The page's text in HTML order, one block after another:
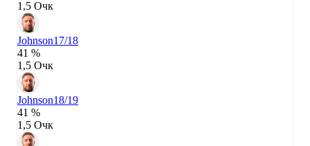
1,5 Очк
Johnson17/18
41 %
1,5 Очк
Johnson18/19
41 %
1,5 Очк